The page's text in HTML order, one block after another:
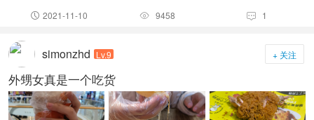
 2021-11-10  9458  1
simonzhd Lv.9 + 关注
外甥女真是一个吃货